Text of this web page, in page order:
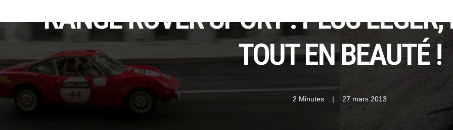
RANGE ROVER SPORT : PLUS
TOUT EN BEAUTÉ !
2 Minutes | 27 mars 2013